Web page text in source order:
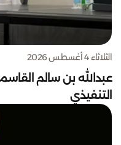
الثلاثاء 4 أغسطس 2026
عبدالله بن سالم
التنفيذي